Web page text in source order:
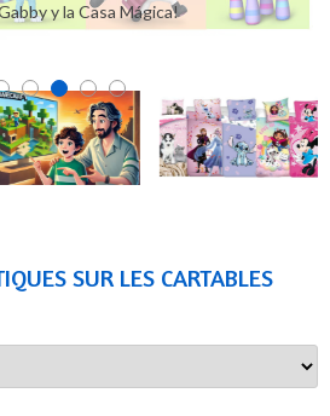
y la Casa Mágica!
SUR LES CARTABLES